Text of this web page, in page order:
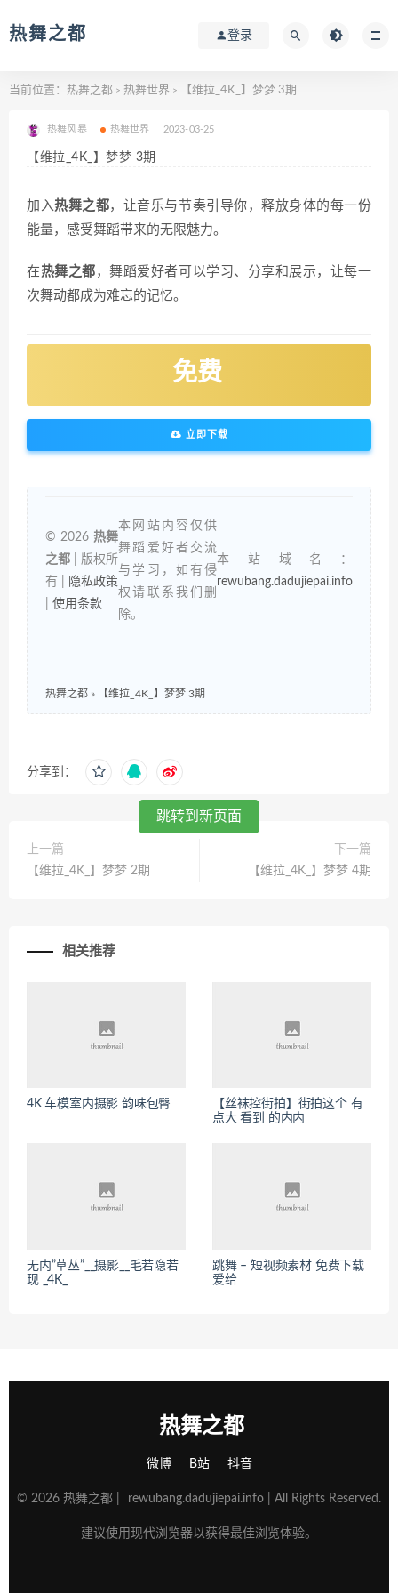
热舞之都 登录
当前位置： 热舞之都 > 热舞世界 > 【维拉_4K_】梦梦 3期
热舞风暴 热舞世界 2023-03-25
【维拉_4K_】梦梦 3期
加入热舞之都，让音乐与节奏引导你，释放身体的每一份
能量，感受舞蹈带来的无限魅力。
在热舞之都 ，舞蹈爱好者可以学习、分享和展示，让每一
次舞动都成为难忘的记忆。
免费
立即下载
© 2026 热舞
之都 | 版权所
有 |
隐私政策
使用条款
本网站内容仅供
舞蹈爱好者交流
与学习，如有侵
权请联系我们删
除。
本站域名：
rewubang.dadujiepai.info
热舞之都 » 【维拉_4K_】梦梦 3期
分享到：
上一篇
【维拉_4K_】梦梦 2期
下一篇
【维拉_4K_】梦梦 4期
相关推荐
4K 车模室内摄影 韵味包臀
【丝袜控街拍】街拍这个 有
点大 看到 的内内
无内”草丛”__摄影__毛若隐若
现 _4K_
跳舞 – 短视频素材 免费下载
爱给
热舞之都
微博 B站 抖音
© 2026 热舞之都 | rewubang.dadujiepai.info | All Rights Reserved.
建议使用现代浏览器以获得最佳浏览体验。
跳转到新页面